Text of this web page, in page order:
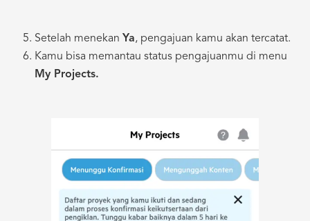
Setelah menekan Ya, pengajuan kamu akan tercatat.
Kamu bisa memantau status pengajuanmu di menu
My Projects.